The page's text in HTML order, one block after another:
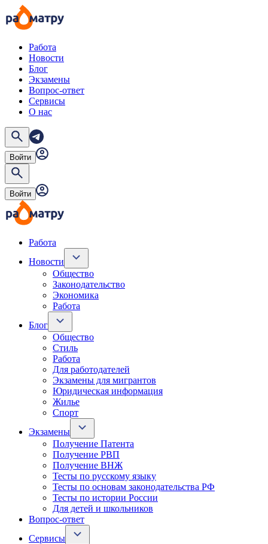
Работа
Новости
Блог
Экзамены
Вопрос-ответ
Сервисы
О нас
Войти
Войти
Работа
Новости
Общество
Законодательство
Экономика
Работа
Блог
Общество
Стиль
Работа
Для работодателей
Экзамены для мигрантов
Юридическая информация
Жилье
Спорт
Экзамены
Получение Патента
Получение РВП
Получение ВНЖ
Тесты по русскому языку
Тесты по основам законодательства РФ
Тесты по истории России
Для детей и школьников
Вопрос-ответ
Сервисы